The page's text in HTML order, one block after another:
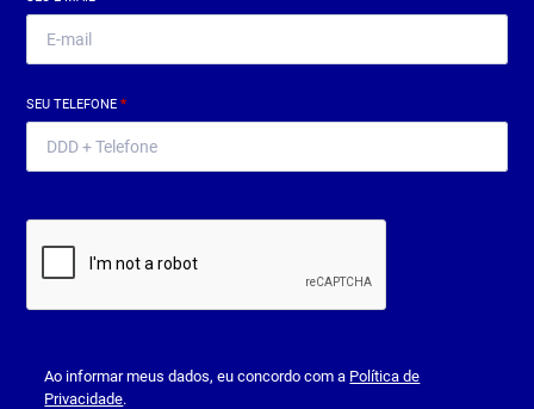
SEU TELEFONE*
Ao informar meus dados, eu concordo com a Política de
Privacidade.